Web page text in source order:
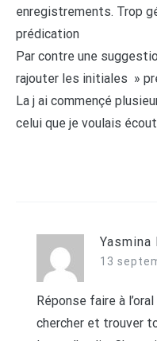
enregistrements. Trop
prédication
Par contre une
rajouter les initiales »
La j ai commençé
celui que je voulais
Yasmina
13
Réponse faire à
chercher et trouver